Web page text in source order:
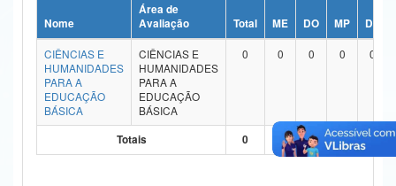
Ministério da Ciência, Tecnologia, Inovações e Comunicações
Ministério do Meio Ambiente
Ministério do Turismo
Ministério do Desenvolvimento Regional
Nome
Área de
Avaliação
Total ME DO MP DP
CIÊNCIAS E
HUMANIDADES
PARA A
EDUCAÇÃO
BÁSICA
CIÊNCIAS E
HUMANIDADES
PARA A
EDUCAÇÃO
BÁSICA
0 0 0 0 0
Totais 0 0 0 0 0